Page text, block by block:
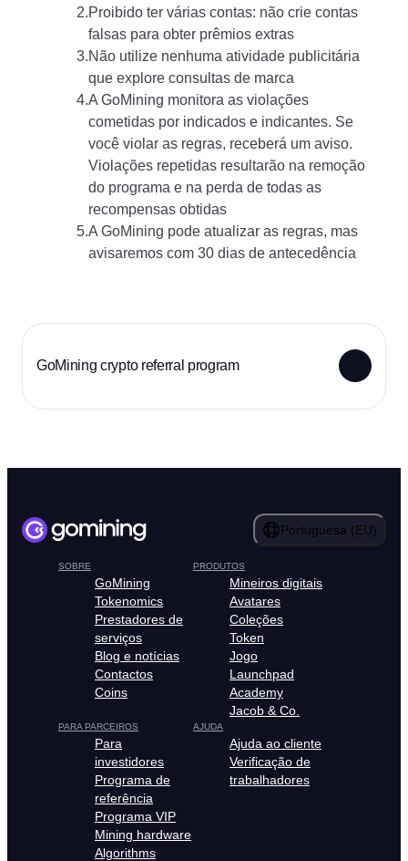
2.Proibido ter várias contas: não crie contas
falsas para obter prêmios extras
3.Não utilize nenhuma atividade publicitária
que explore consultas de marca
4.A GoMining monitora as violações
cometidas por indicados e indicantes. Se
você violar as regras, receberá um aviso.
Violações repetidas resultarão na remoção
do programa e na perda de todas as
recompensas obtidas
5.A GoMining pode atualizar as regras, mas
avisaremos com 30 dias de antecedência
GoMining crypto referral program
Portuguesa (EU)
SOBRE
GoMining
Tokenomics
Prestadores de
serviços
Blog e notícias
Contactos
Coins
PRODUTOS
Mineiros digitais
Avatares
Coleções
Token
Jogo
Launchpad
Academy
Jacob & Co.
PARA PARCEIROS
Para
investidores
Programa de
referência
Programa VIP
Mining hardware
Algorithms
AJUDA
Ajuda ao cliente
Verificação de
trabalhadores